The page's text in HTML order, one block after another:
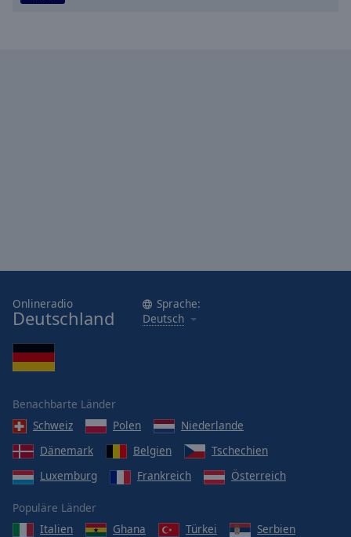
Onlineradio
Deutschland
Sprache:
Deutsch
Benachbarte Länder
Schweiz
Polen
Niederlande
Dänemark
Belgien
Tschechien
Luxemburg
Frankreich Österreich
Populäre Länder
Italien
Ghana Türkei Serbien